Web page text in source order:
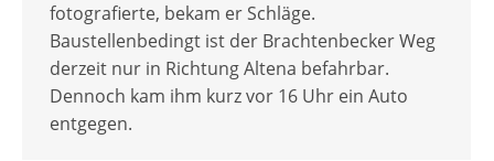
fotografierte, bekam er Schläge.
Baustellenbedingt ist der Brachtenbecker Weg
derzeit nur in Richtung Altena befahrbar.
Dennoch kam ihm kurz vor 16 Uhr ein Auto
entgegen.